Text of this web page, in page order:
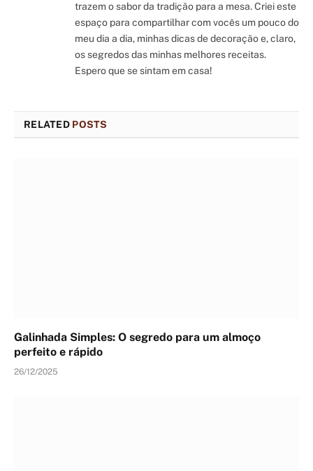
trazem o sabor da tradição para a mesa. Criei este
espaço para compartilhar com vocês um pouco do
meu dia a dia, minhas dicas de decoração e, claro,
os segredos das minhas melhores receitas.
Espero que se sintam em casa!
RELATED POSTS
Galinhada Simples: O segredo para um almoço
perfeito e rápido
26/12/2025